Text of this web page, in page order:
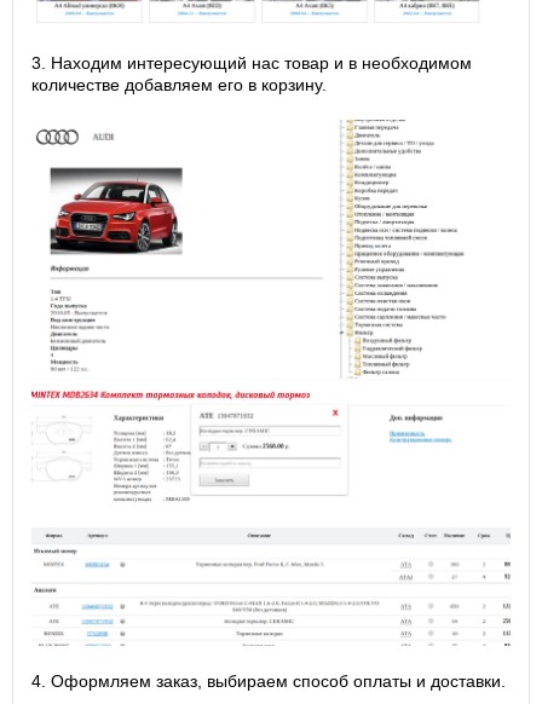
3. Находим интересующий нас товар и в необходимом
количестве добавляем его в корзину.
4. Оформляем заказ, выбираем способ оплаты и доставки.